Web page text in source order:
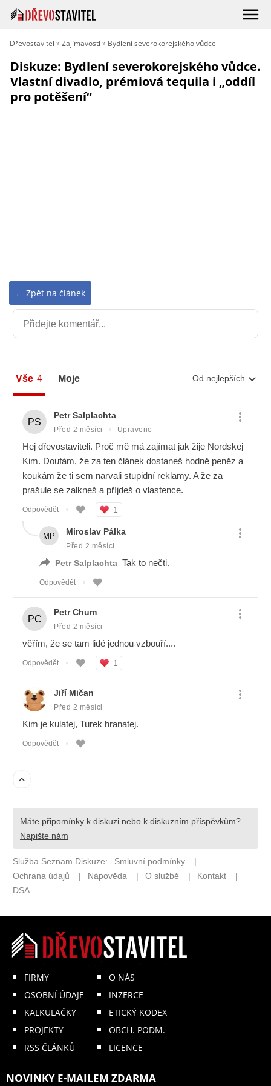
Dřevostavitel »Zajímavosti » Bydlení severokorejského vůdce
Diskuze: Bydlení severokorejského vůdce.
Vlastní divadlo, prémiová tequila i „oddíl
pro potěšení“
← Zpět na článek
FIRMY
OSOBNÍ ÚDAJE
KALKULAČKY
PROJEKTY
RSS ČLÁNKŮ
O NÁS
INZERCE
ETICKÝ KODEX
OBCH. PODM.
LICENCE
NOVINKY E-MAILEM ZDARMA